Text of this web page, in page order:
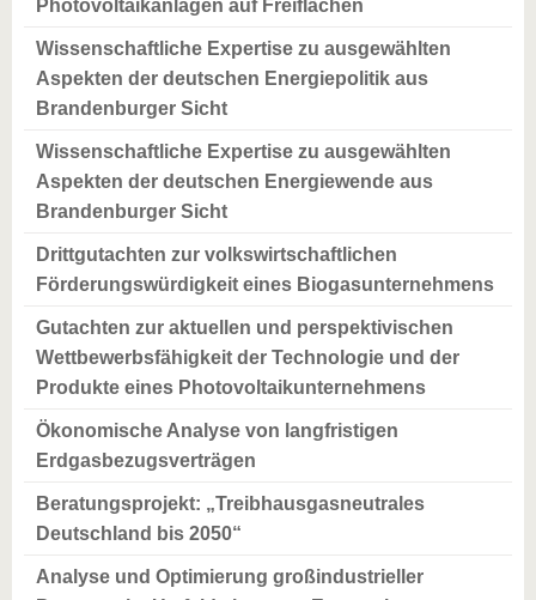
Photovoltaikanlagen auf Freiflächen
Wissenschaftliche Expertise zu ausgewählten
Aspekten der deutschen Energiepolitik aus
Brandenburger Sicht
Wissenschaftliche Expertise zu ausgewählten
Aspekten der deutschen Energiewende aus
Brandenburger Sicht
Drittgutachten zur volkswirtschaftlichen
Förderungswürdigkeit eines Biogasunternehmens
Gutachten zur aktuellen und perspektivischen
Wettbewerbsfähigkeit der Technologie und der
Produkte eines Photovoltaikunternehmens
Ökonomische Analyse von langfristigen
Erdgasbezugsverträgen
Beratungsprojekt: „Treibhausgasneutrales
Deutschland bis 2050“
Analyse und Optimierung großindustrieller